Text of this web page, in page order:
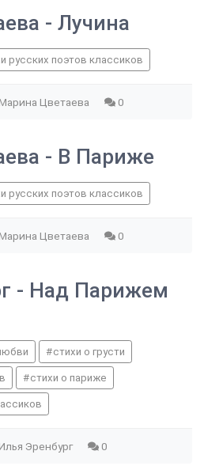
- Лучина
русских поэтов классиков
Марина Цветаева 0
- В Париже
русских поэтов классиков
Марина Цветаева 0
- Над Парижем
стихи о грусти
стихи о париже
Илья Эренбург 0